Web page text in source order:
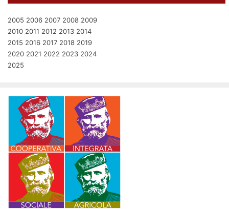
2005 2006 2007 2008 2009
2010 2011 2012 2013 2014
2015 2016 2017 2018 2019
2020 2021 2022 2023 2024
2025